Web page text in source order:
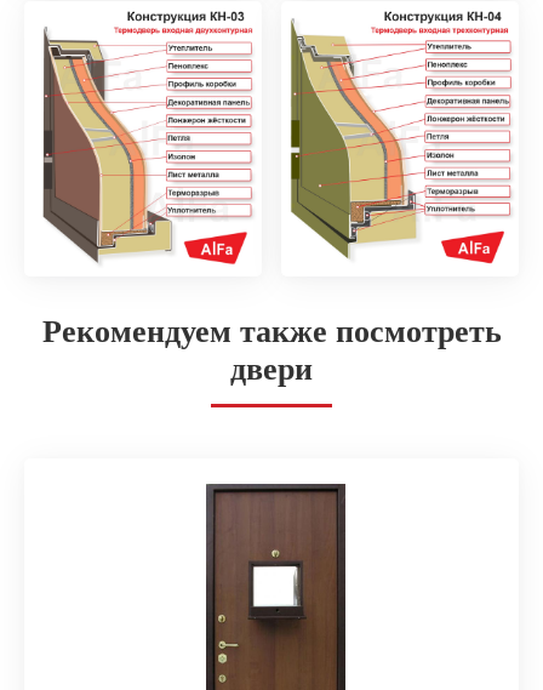
Рекомендуем также посмотреть
двери